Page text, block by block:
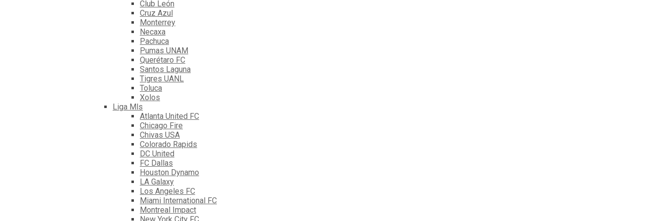
Club León
Cruz Azul
Monterrey
Necaxa
Pachuca
Pumas UNAM
Querétaro FC
Santos Laguna
Tigres UANL
Toluca
Xolos
Liga Mls
Atlanta United FC
Chicago Fire
Chivas USA
Colorado Rapids
DC United
FC Dallas
Houston Dynamo
LA Galaxy
Los Angeles FC
Miami International FC
Montreal Impact